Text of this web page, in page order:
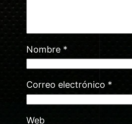
Nombre *
Correo electrónico *
Web